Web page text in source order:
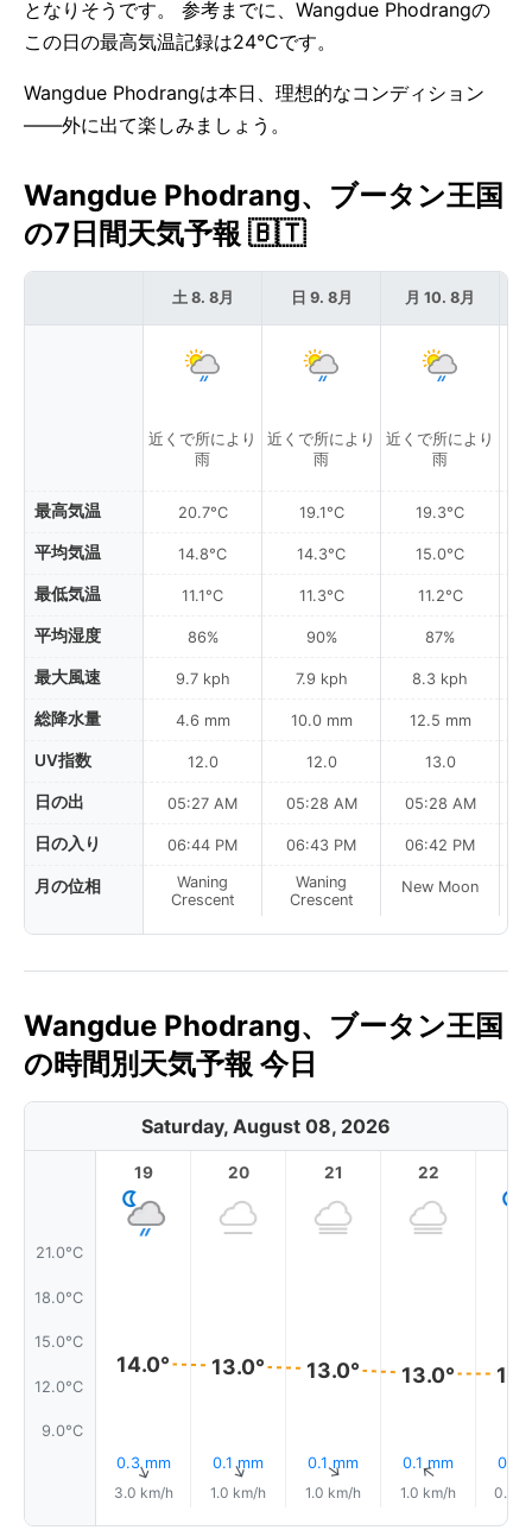
となりそうです。 参考までに、Wangdue Phodrangの
この日の最高気温記録は24°Cです。
Wangdue Phodrangは本日、理想的なコンディション
——外に出て楽しみましょう。
Wangdue Phodrang、ブータン王国
の7日間天気予報 🇧🇹
最高気温
平均気温
最低気温
平均湿度
最大風速
総降水量
UV指数
日の出
日の入り
月の位相
土 8. 8月
近くで所により
雨
20.7°C
14.8°C
11.1°C
86%
9.7 kph
4.6 mm
12.0
05:27 AM
06:44 PM
Waning
Crescent
日 9. 8月
近くで所により
雨
19.1°C
14.3°C
11.3°C
90%
7.9 kph
10.0 mm
12.0
05:28 AM
06:43 PM
Waning
Crescent
月 10. 8月
近くで所により
雨
19.3°C
15.0°C
11.2°C
87%
8.3 kph
12.5 mm
13.0
05:28 AM
06:42 PM
New Moon
Wangdue Phodrang、ブータン王国
の時間別天気予報 今日
Saturday, August 08, 2026
21.0°C
18.0°C
15.0°C
12.0°C
9.0°C
19
14.0°
0.3 mm
↑
3.0 km/h
20
13.0°
0.1 mm
↑
1.0 km/h
21
13.0°
0.1 mm
↑
1.0 km/h
22
13.0°
0.1 mm
↑
1.0 km/h
0.1
0.0